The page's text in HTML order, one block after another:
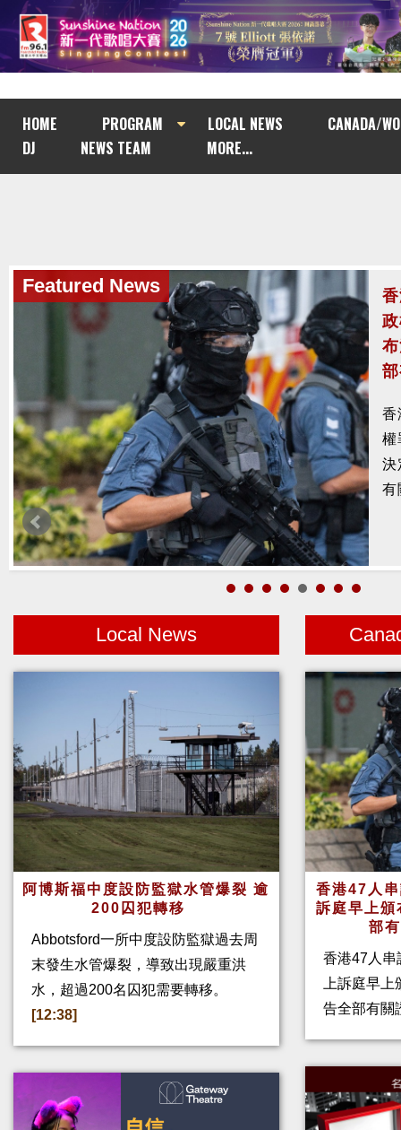
HOME PROGRAM LOCAL NEWS
CANADA/
DJ
NEWS TEAM MORE...
Featured News
聯
大
運
的
Local News
阿博斯福中度設防監獄水管爆裂 逾
200囚犯轉移
Abbotsford一所中度設防監獄過去周
末發生水管爆裂，導致出現嚴重洪
水，超過200名囚犯需要轉移。
[12:38]
香港47人
訴庭早上
部
香港47人串
上訴庭早
告全部有關